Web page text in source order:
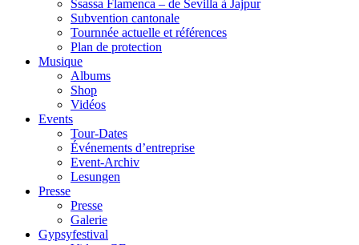
Ssassa Flamenca – de Sevilla à Jajpur
Subvention cantonale
Tournnée actuelle et références
Plan de protection
Musique
Albums
Shop
Vidéos
Events
Tour-Dates
Événements d’entreprise
Event-Archiv
Lesungen
Presse
Presse
Galerie
Gypsyfestival